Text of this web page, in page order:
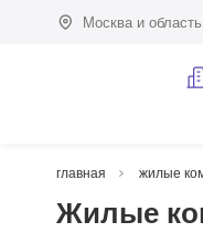
Москва и область
главная жилые
Жилые